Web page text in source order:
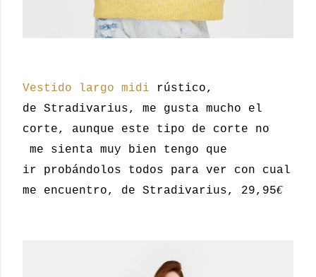
Vestido largo midi rústico,
de Stradivarius, me gusta mucho el
corte, aunque este tipo de corte no
me sienta muy bien tengo que
ir probándolos todos para ver con cual
me encuentro, de Stradivarius, 29,95€